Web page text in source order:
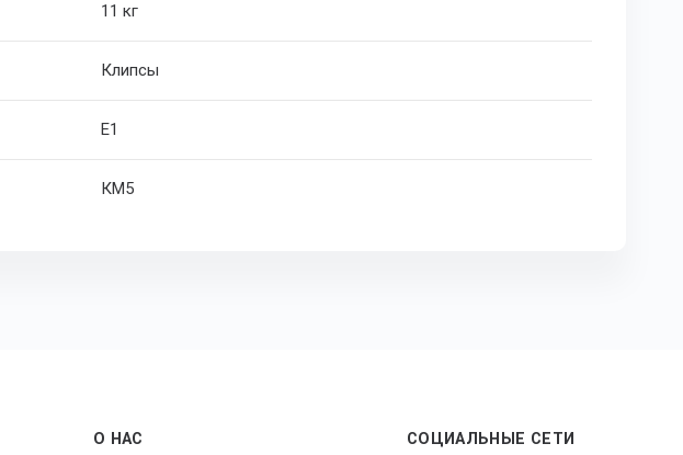
11 кг
Клипсы
E1
КМ5
О НАС СОЦИАЛЬНЫЕ СЕТИ